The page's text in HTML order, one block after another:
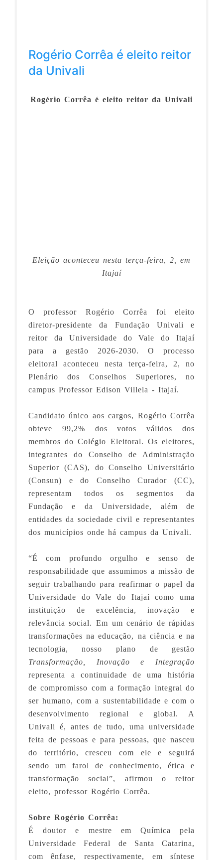
Rogério Corrêa é eleito reitor
da Univali
Rogério Corrêa é eleito reitor da Univali
Eleição aconteceu nesta terça-feira, 2, em
Itajaí
O professor Rogério Corrêa foi eleito
diretor-presidente da Fundação Univali e
reitor da Universidade do Vale do Itajaí
para a gestão 2026-2030.O processo
eleitoral aconteceu nesta terça-feira, 2, no
Plenário dos Conselhos Superiores, no
campus Professor Edison Villela - Itajaí.
Candidato único aos cargos, Rogério Corrêa
obteve 99,2% dos votos válidos dos
membros do Colégio Eleitoral. Os eleitores,
integrantes do Conselho de Administração
Superior (CAS), do Conselho Universitário
(Consun) e do Conselho Curador (CC),
representam todos os segmentos da
Fundação e da Universidade, além de
entidades da sociedade civil e representantes
dos municípios onde há campus da Univali.
“É com profundo orgulho e senso de
responsabilidade que assumimos a missão de
seguir trabalhando para reafirmar o papel da
Universidade do Vale do Itajaí como uma
instituição de excelência, inovação e
relevância social. Em um cenário de rápidas
transformações na educação, na ciência e na
tecnologia, nosso plano de gestão
Transformação, Inovação e Integração
representa a continuidade de uma história
de compromisso com a formação integral do
ser humano, com a sustentabilidade e com o
desenvolvimento regional e global. A
Univali é, antes de tudo, uma universidade
feita de pessoas e para pessoas, que nasceu
do território, cresceu com ele e seguirá
sendo um farol de conhecimento, ética e
transformação social”, afirmou o reitor
eleito, professor Rogério Corrêa.
Sobre Rogério Corrêa:
É doutor e mestre em Química pela
Universidade Federal de Santa Catarina,
com ênfase, respectivamente, em síntese